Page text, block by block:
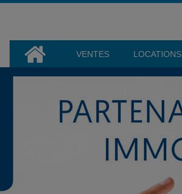
VENTES LOCATIONS